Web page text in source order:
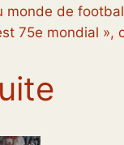
de
75e mondial »,